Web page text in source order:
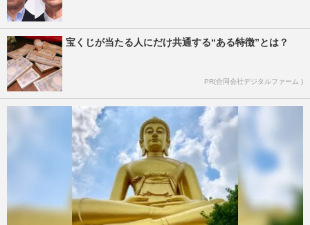
宝くじが当たる人にだけ共通する“ある特徴”とは？
PR(合同会社デジタルファーム )